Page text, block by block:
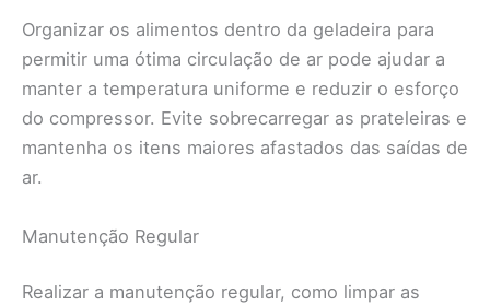
Organizar os alimentos dentro da geladeira para
permitir uma ótima circulação de ar pode ajudar a
manter a temperatura uniforme e reduzir o esforço
do compressor. Evite sobrecarregar as prateleiras e
mantenha os itens maiores afastados das saídas de
ar.
Manutenção Regular
Realizar a manutenção regular, como limpar as